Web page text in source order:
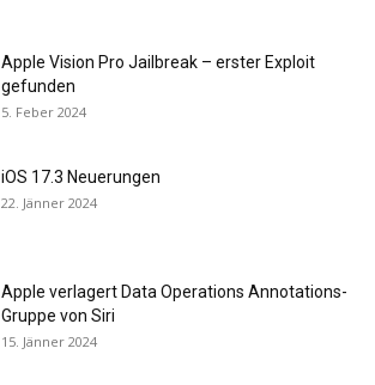
Apple Vision Pro Jailbreak – erster Exploit
gefunden
5. Feber 2024
iOS 17.3 Neuerungen
22. Jänner 2024
Apple verlagert Data Operations Annotations-
Gruppe von Siri
15. Jänner 2024